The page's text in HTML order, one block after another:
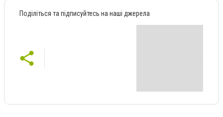
Поділіться та підписуйтесь на наші джерела